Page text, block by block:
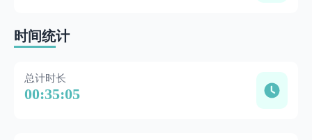
时间统计
总计时长
00:35:05